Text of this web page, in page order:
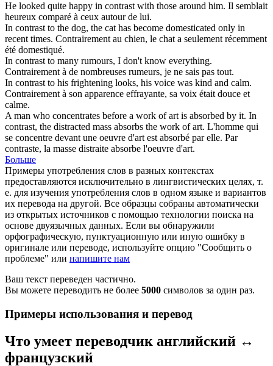
He looked quite happy in contrast with those around him. Il semblait
heureux comparé à ceux autour de lui.
In contrast to the dog, the cat has become domesticated only in
recent times. Contrairement au chien, le chat a seulement récemment
été domestiqué.
In contrast to many rumours, I don't know everything.
Contrairement à de nombreuses rumeurs, je ne sais pas tout.
In contrast to his frightening looks, his voice was kind and calm.
Contrairement à son apparence effrayante, sa voix était douce et
calme.
A man who concentrates before a work of art is absorbed by it. In
contrast, the distracted mass absorbs the work of art. L'homme qui
se concentre devant une oeuvre d'art est absorbé par elle. Par
contraste, la masse distraite absorbe l'oeuvre d'art.
Больше
Примеры употребления слов в разных контекстах
предоставляются исключительно в лингвистических целях, т.
е. для изучения употребления слов в одном языке и вариантов
их перевода на другой. Все образцы собраны автоматически
из открытых источников с помощью технологии поиска на
основе двуязычных данных. Если вы обнаружили
орфографическую, пунктуационную или иную ошибку в
оригинале или переводе, используйте опцию "Сообщить о
проблеме" или напишите нам
Ваш текст переведен частично.
Вы можете переводить не более 5000 символов за один раз.
Примеры использования и перевод
Что умеет переводчик английский ↔
французский